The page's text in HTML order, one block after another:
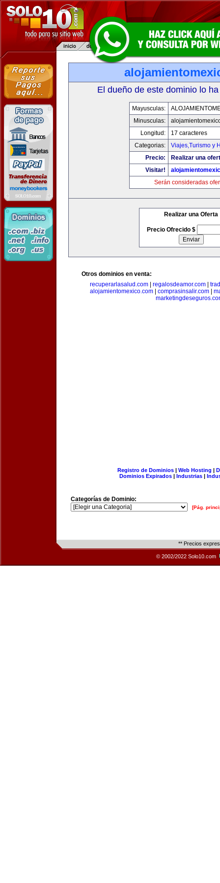
El dueño de este dominio lo
Mayusculas:
Minusculas:
Longitud:
17 caracteres
Categorias:
Viajes,Turismo y
Precio:
Realizar una
Visitar!
Serán consideradas
Realizar una Oferta
Precio Ofrecido $
Otros dominios en venta:
recuperarlasalud.com
regalosdeamor.com
alojamientomexico.com| comprasinsalir.com|
Registro de Dominios| Web Hosting |
Dominios Expirados | Industrias |
Categorías de Dominio:
[Pág.
** Precios
© 2002/2022 Solo10.com